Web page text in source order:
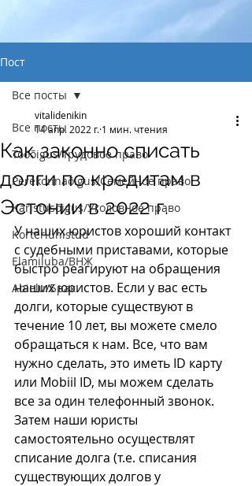
Пост
Все посты
Tööõigus/Трудовое право
Perekonnaõigus/Семейное право
Karistusõigus/Уголовное право
Korteriühistud
Elamiluba/ВНЖ
Abielu/Брак
Все посты
Как законно списать
долги по кредитам в
Эстонии в 2022 г.
vitalidenikin
14 апр. 2022 г. 1 мин. чтения
У наших юристов хороший контакт
с судебными приставами, которые
быстро реагируют на обращения
наших юристов. Если у вас есть
долги, которые существуют в
течение 10 лет, вы можете смело
обращаться к нам. Все, что вам
нужно сделать, это иметь ID карту
или Mobiil ID, мы можем сделать
все за один телефонный звонок.
Затем наши юристы
самостоятельно осуществлят
списание долга (т.е. списания
существующих долгов у